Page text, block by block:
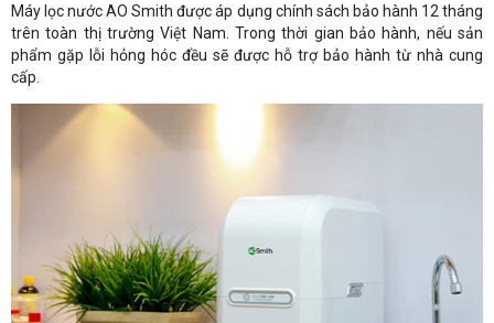
Máy lọc nước AO Smith được áp dụng chính sách bảo hành 12 tháng
trên toàn thị trường Việt Nam. Trong thời gian bảo hành, nếu sản
phẩm gặp lỗi hỏng hóc đều sẽ được hỗ trợ bảo hành từ nhà cung
cấp.